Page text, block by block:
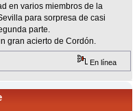
en varios miembros de la
para sorpresa de casi
parte.
gran acierto de Cordón.
En línea